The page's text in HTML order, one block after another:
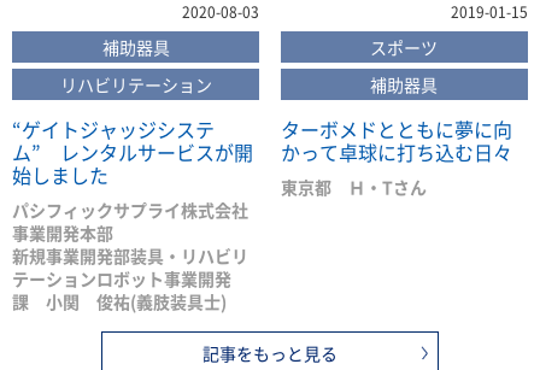
2020-08-03
補助器具
リハビリテーション
“ゲイトジャッジシステ
ム” レンタルサービスが開
始しました
パシフィックサプライ株式会社
事業開発本部
新規事業開発部装具・リハビリ
テーションロボット事業開発
課 小関 俊祐(義肢装具士)
2019-01-15
スポーツ
補助器具
ターボメドとともに夢に向
かって卓球に打ち込む日々
東京都 Ｈ・Tさん
記事をもっと見る